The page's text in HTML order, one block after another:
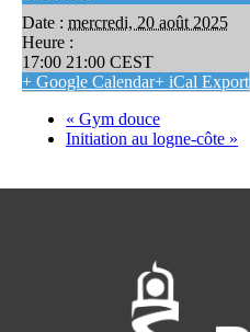
Date : mercredi, 20 août 2025
Heure :
17:00 21:00 CEST
+ Google Calendar+ iCal Export
« Gym douce
Initiation au logne-côte »